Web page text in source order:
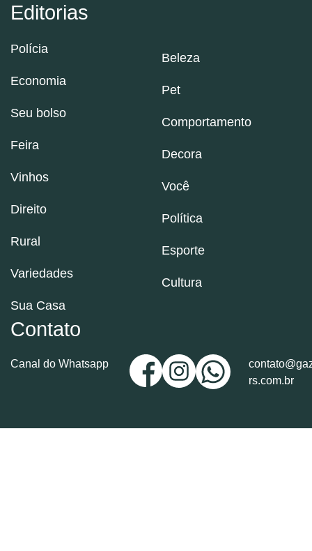
Editorias
Polícia
Economia
Seu bolso
Feira
Vinhos
Direito
Rural
Variedades
Sua Casa
Beleza
Pet
Comportamento
Decora
Você
Política
Esporte
Cultura
Contato
Canal do Whatsapp
rs.com.br